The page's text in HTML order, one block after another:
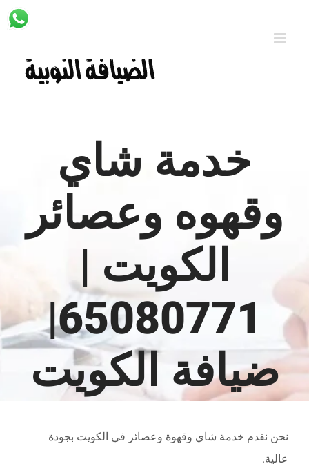
خدمة شاي
وقهوه وعصائر
الكويت |
65080771|
ضيافة الكويت
نحن نقدم خدمة شاي وقهوة وعصائر في الكويت بجودة
عالية.